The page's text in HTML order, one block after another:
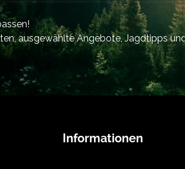
ausgewählte Angebote, Jagdtipps
Informationen